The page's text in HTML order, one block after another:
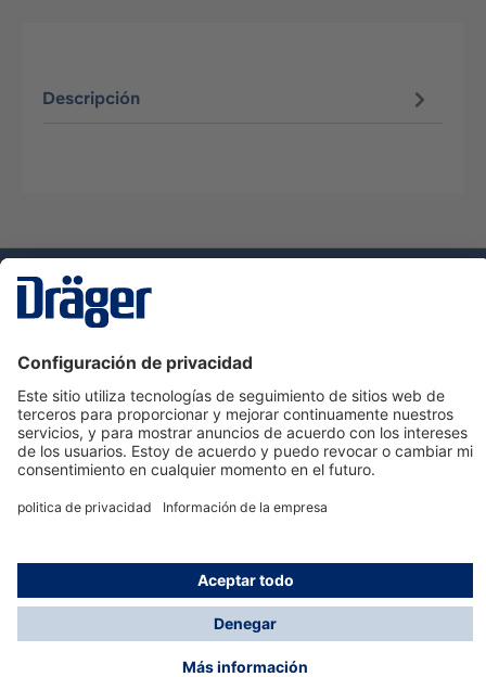
Descripción
Servicio de atención al cliente de Dräger
Ayuda
Información
© Dräger Hispania S.A.U., 2024
*Todos los precios no incluyen IVA y posibles gastos
de envío, salvo que indique lo contrario